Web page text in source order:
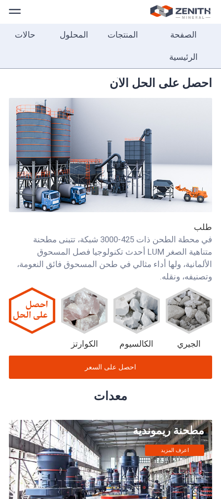
الصفحة
الرئيسية
المنتجات
المحلول
الاتصال
الصفحة
الرئيسية
المنتجات المحلول حالات
احصل على الحل الآن
طلب
في محطة الطحن ذات 425-3000 شبكة، تتبنى مطحنة
متناهية الصغر LUM أحدث تكنولوجيا فصل المسحوق
الألمانية، ولها أداء مثالي في طحن المسحوق فائق النعومة،
وتصنيفه، ونقله.
الجيري الكالسيوم الكوارتز
احصل على السعر
معدات
مطحنة ريموندية
اعرف المزيد